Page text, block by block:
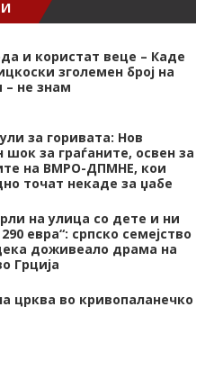
и користат веце – Каде
зголемен број на
– не знам
за горивата: Нов
шок за граѓаните, освен за
на ВМРО-ДПМНЕ, кои
точат некаде за џабе
на улица со дете и ни
евра“: српско семејство
доживеало драма на
Грција
црква во кривопаланечко